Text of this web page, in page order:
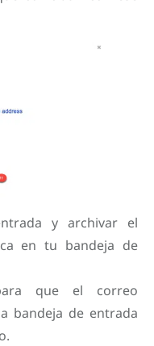
y archivar el
en tu bandeja de
que el correo
bandeja de entrada